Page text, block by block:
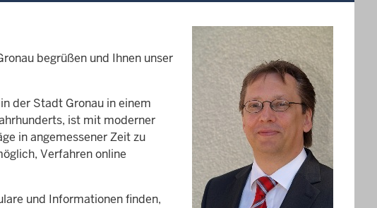
begrüßen und Ihnen unser
der Stadt Gronau in einem
ist mit moderner
in angemessener Zeit zu
Verfahren online
und Informationen finden,